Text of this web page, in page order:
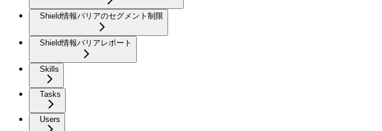
Shield情報バリアのセグメント制限
Shield情報バリアレポート
Skills
Tasks
Users